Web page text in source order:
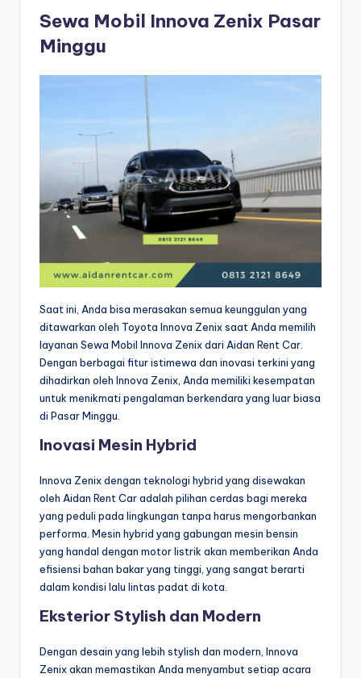
Sewa Mobil Innova Zenix Pasar
Minggu
Saat ini, Anda bisa merasakan semua keunggulan yang
ditawarkan oleh Toyota Innova Zenix saat Anda memilih
layanan Sewa Mobil Innova Zenix dari Aidan Rent Car.
Dengan berbagai fitur istimewa dan inovasi terkini yang
dihadirkan oleh Innova Zenix, Anda memiliki kesempatan
untuk menikmati pengalaman berkendara yang luar biasa
di Pasar Minggu.
Inovasi Mesin Hybrid
Innova Zenix dengan teknologi hybrid yang disewakan
oleh Aidan Rent Car adalah pilihan cerdas bagi mereka
yang peduli pada lingkungan tanpa harus mengorbankan
performa. Mesin hybrid yang gabungan mesin bensin
yang handal dengan motor listrik akan memberikan Anda
efisiensi bahan bakar yang tinggi, yang sangat berarti
dalam kondisi lalu lintas padat di kota.
Eksterior Stylish dan Modern
Dengan desain yang lebih stylish dan modern, Innova
Zenix akan memastikan Anda menyambut setiap acara